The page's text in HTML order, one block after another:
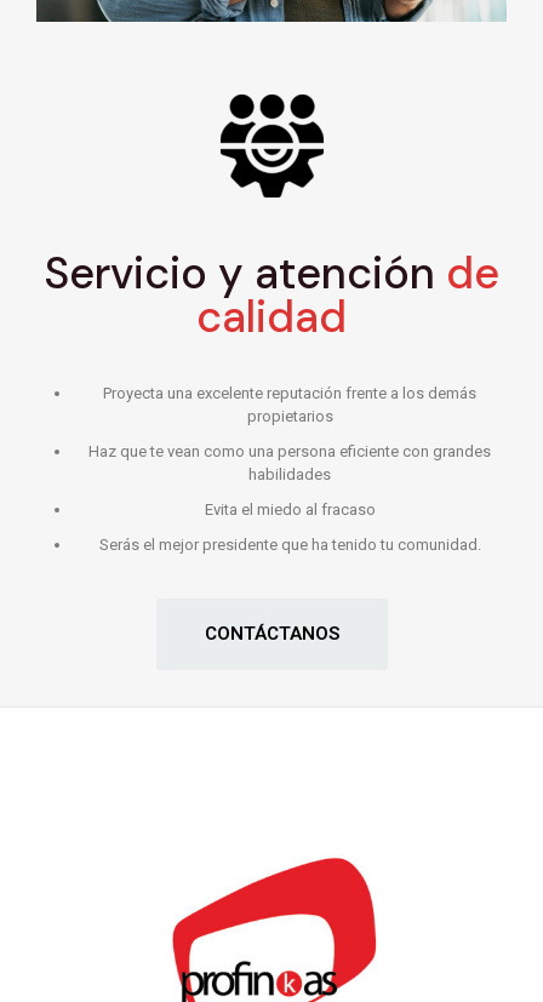
Servicio y atención de
calidad
Proyecta una excelente reputación frente a los demás
propietarios
Haz que te vean como una persona eficiente con grandes
habilidades
Evita el miedo al fracaso
Serás el mejor presidente que ha tenido tu comunidad.
CONTÁCTANOS